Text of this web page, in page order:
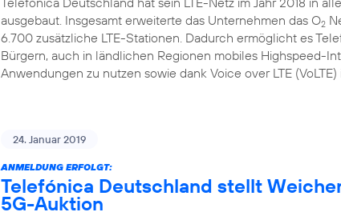
ausgebaut. Insgesamt erweiterte das Unternehmen das O2
6.700 zusätzliche LTE-Stationen. Dadurch ermöglicht es
Bürgern, auch in ländlichen Regionen mobiles Highspeed-
Anwendungen zu nutzen sowie dank Voice over LTE
24. Januar 2019
ANMELDUNG ERFOLGT:
Telefónica Deutschland stellt
5G-Auktion